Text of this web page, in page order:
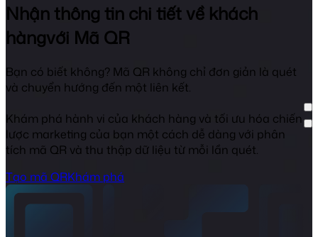
Nhận thông tin chi tiết về khách
hàngvới Mã QR
Bạn có biết không? Mã QR không chỉ đơn giản là quét
và chuyển hướng đến một liên kết.
Khám phá hành vi của khách hàng và tối ưu hóa chiến
lược marketing của bạn một cách dễ dàng với phân
tích mã QR và thu thập dữ liệu từ mỗi lần quét.
Tạo mã QRKhám phá